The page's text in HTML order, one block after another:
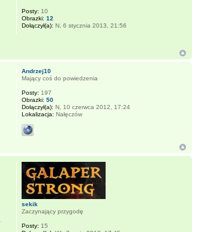
Posty: 10
Obrazki: 12
Dołączył(a): N, 6 stycznia 2013, 21:56
Andrzej10
Mający coś do powiedzenia
Posty: 197
Obrazki: 50
Dołączył(a): N, 10 czerwca 2012, 17:24
Lokalizacja: Nałęczów
sekik
Zaczynający przygodę
Posty: 15